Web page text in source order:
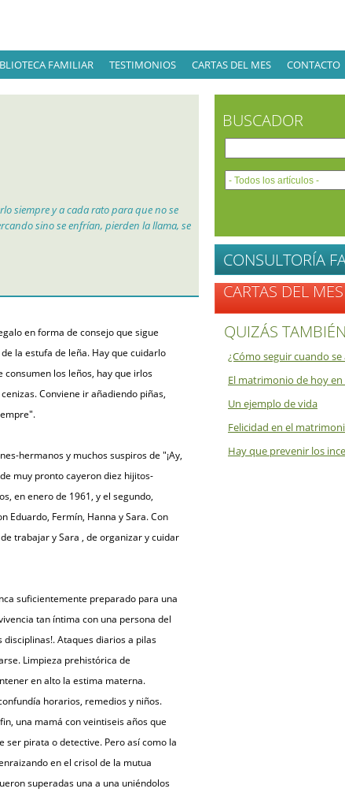
FAMILIAR TESTIMONIOS CARTAS DEL MES CONTACTO
siempre y a cada rato para que no se
sino se enfrían, pierden la llama, se
en forma de consejo que sigue
la estufa de leña. Hay que cuidarlo
los leños, hay que irlos
Conviene ir añadiendo piñas,
hermanos y muchos suspiros de "¡Ay,
muy pronto cayeron diez hijitos-
en enero de 1961, y el segundo,
Eduardo, Fermín, Hanna y Sara. Con
trabajar y Sara , de organizar y cuidar
suficientemente preparado para una
tan íntima con una persona del
Ataques diarios a pilas
Limpieza prehistórica de
en alto la estima materna.
horarios, remedios y niños.
una mamá con veintiseis años que
ser pirata o detective. Pero así como la
en el crisol de la mutua
superadas una a una uniéndolos
BUSCADOR
CONSULTORÍA
CARTAS DEL MES
QUIZÁS
¿Cómo seguir cuando se
El matrimonio de hoy en
Un ejemplo de vida
Felicidad en el
Hay que prevenir los